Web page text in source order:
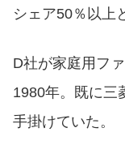
シェア50％以上
D社が家庭用フ
1980年。既に三
手掛けていた。